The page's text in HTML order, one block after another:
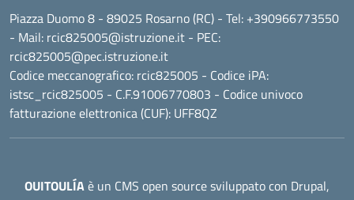
Piazza Duomo 8 - 89025 Rosarno (RC) - Tel: +390966773550
- Mail: rcic825005@istruzione.it - PEC:
rcic825005@pec.istruzione.it
Codice meccanografico: rcic825005 - Codice iPA:
istsc_rcic825005 - C.F.91006770803 - Codice univoco
fatturazione elettronica (CUF): UFF8QZ
OUITOULÍAè un CMS open source sviluppato con Drupal,